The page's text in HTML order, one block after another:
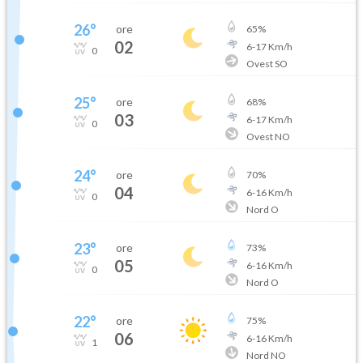
26°
0
ore
02
65%
6-17Km/h
Ovest SO
25°
0
ore
03
68%
6-17Km/h
Ovest NO
24°
0
ore
04
70%
6-16Km/h
Nord O
23°
0
ore
05
73%
6-16Km/h
Nord O
22°
1
ore
06
75%
6-16Km/h
Nord NO